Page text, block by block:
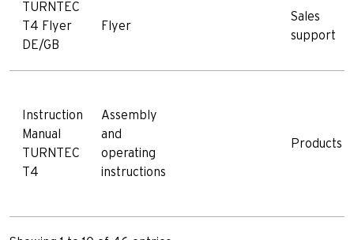
TURNTEC
T4 Flyer
DE/GB
Flyer
Sales
support
Instruction
Manual
TURNTEC
T4
Assembly
and
operating
instructions
Products